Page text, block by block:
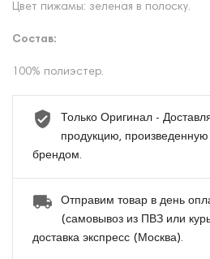
Цвет пижамы: зеленая в полоску.
Состав:
100% полиэстер.
Только Оригинал -
продукцию,
брендом.
Отправим товар в день
(самовывоз из ПВЗ или
доставка экспресс (Москва).